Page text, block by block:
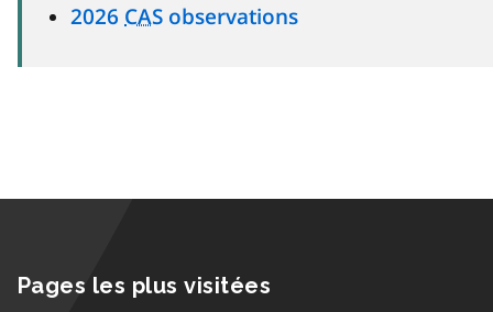
2026 CAS observations
Pages les plus visitées